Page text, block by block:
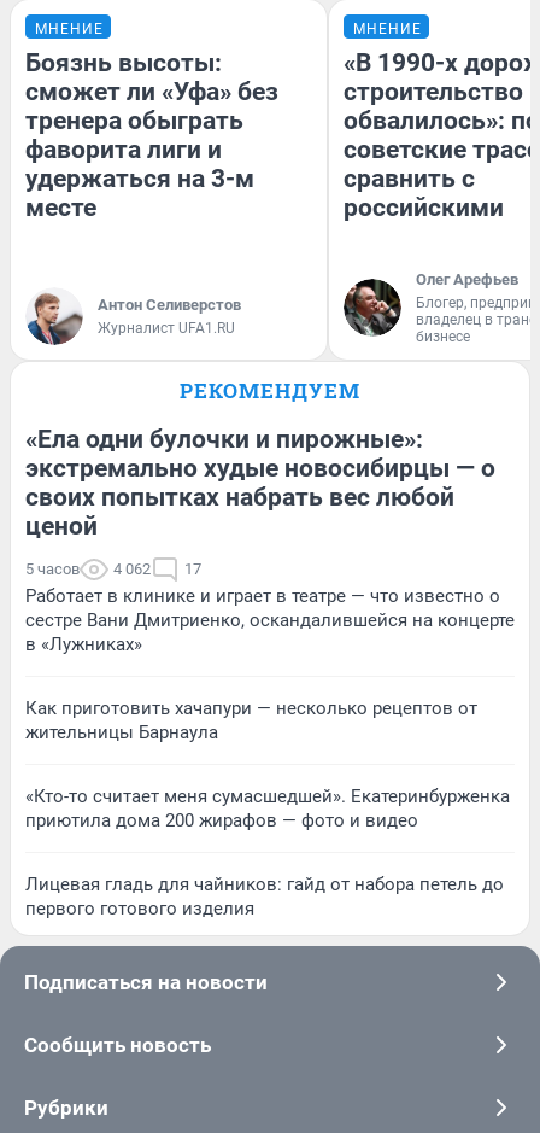
МНЕНИЕ
Боязнь высоты:
сможет ли «Уфа» без
тренера обыграть
фаворита лиги и
удержаться на 3-м
месте
Антон Селиверстов
Журналист UFA1.RU
МНЕНИЕ
«В 1990-х
строительство
обвалилось»:
советские
сравнить с
российскими
Олег Арефьев
Блогер,
владелец в
бизнесе
РЕКОМЕНДУЕМ
«Ела одни булочки и пирожные»:
экстремально худые новосибирцы — о
своих попытках набрать вес любой
ценой
5 часов 4 062 17
Работает в клинике и играет в театре — что известно о
сестре Вани Дмитриенко, оскандалившейся на концерте
в «Лужниках»
Как приготовить хачапури — несколько рецептов от
жительницы Барнаула
«Кто-то считает меня сумасшедшей». Екатеринбурженка
приютила дома 200 жирафов — фото и видео
Лицевая гладь для чайников: гайд от набора петель до
первого готового изделия
Подписаться на новости
Сообщить новость
Рубрики